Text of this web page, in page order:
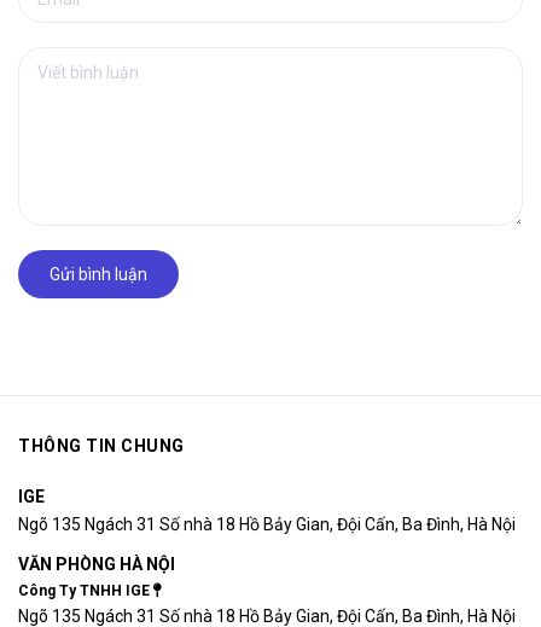
Gửi bình luận
THÔNG TIN CHUNG
IGE
Ngõ 135 Ngách 31 Số nhà 18 Hồ Bảy Gian, Đội Cấn, Ba Đình, Hà Nội
VĂN PHÒNG HÀ NỘI
Công Ty TNHH IGE
Ngõ 135 Ngách 31 Số nhà 18 Hồ Bảy Gian, Đội Cấn, Ba Đình, Hà Nội